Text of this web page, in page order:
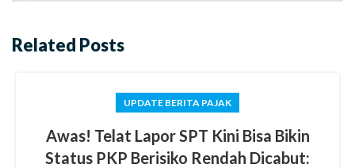
Related Posts
UPDATE BERITA PAJAK
Awas! Telat Lapor SPT Kini Bisa Bikin
Status PKP Berisiko Rendah Dicabut: